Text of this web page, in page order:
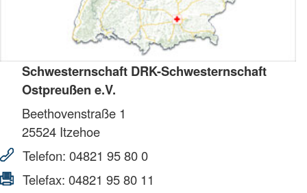
Schwesternschaft DRK-Schwesternschaft
Ostpreußen e.V.
Beethovenstraße 1
25524 Itzehoe
Telefon: 04821 95 80 0
Telefax: 04821 95 80 11